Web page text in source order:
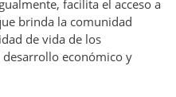
facilita el acceso a
brinda la comunidad
de vida de los
económico y